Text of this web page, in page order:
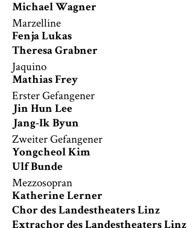
Michael Wagner
Marzelline
Fenja Lukas
Theresa Grabner
Jaquino
Mathias Frey
Erster Gefangener
Jin Hun Lee
Jang-Ik Byun
Zweiter Gefangener
Yongcheol Kim
Ulf Bunde
Mezzosopran
Katherine Lerner
Chor des Landestheaters Linz